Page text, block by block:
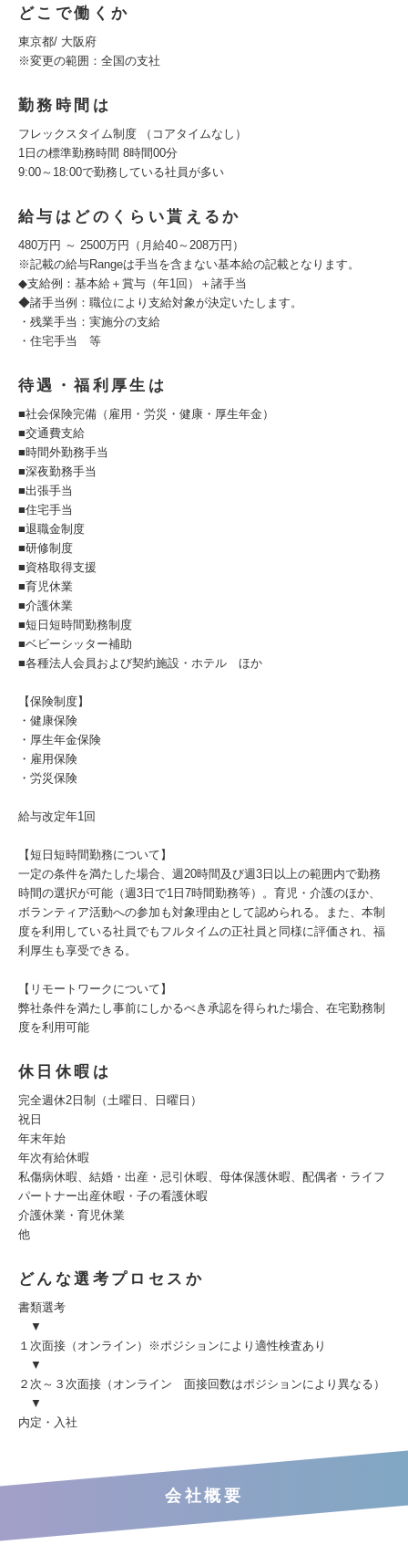
どこで働くか
東京都/ 大阪府
※変更の範囲：全国の支社
勤務時間は
フレックスタイム制度 （コアタイムなし）
1日の標準勤務時間 8時間00分
9:00～18:00で勤務している社員が多い
給与はどのくらい貰えるか
480万円 ～ 2500万円（月給40～208万円）
※記載の給与Rangeは手当を含まない基本給の記載となります。
◆支給例：基本給＋賞与（年1回）＋諸手当
◆諸手当例：職位により支給対象が決定いたします。
・残業手当：実施分の支給
・住宅手当 等
待遇・福利厚生は
■社会保険完備（雇用・労災・健康・厚生年金）
■交通費支給
■時間外勤務手当
■深夜勤務手当
■出張手当
■住宅手当
■退職金制度
■研修制度
■資格取得支援
■育児休業
■介護休業
■短日短時間勤務制度
■ベビーシッター補助
■各種法人会員および契約施設・ホテル ほか
【保険制度】
・健康保険
・厚生年金保険
・雇用保険
・労災保険
給与改定年1回
【短日短時間勤務について】
一定の条件を満たした場合、週20時間及び週3日以上の範囲内で勤務
時間の選択が可能（週3日で1日7時間勤務等）。育児・介護のほか、
ボランティア活動への参加も対象理由として認められる。また、本制
度を利用している社員でもフルタイムの正社員と同様に評価され、福
利厚生も享受できる。
【リモートワークについて】
弊社条件を満たし事前にしかるべき承認を得られた場合、在宅勤務制
度を利用可能
休日休暇は
完全週休2日制（土曜日、日曜日）
祝日
年末年始
年次有給休暇
私傷病休暇、結婚・出産・忌引休暇、母体保護休暇、配偶者・ライフ
パートナー出産休暇・子の看護休暇
介護休業・育児休業
他
どんな選考プロセスか
書類選考
▼
１次面接（オンライン）※ポジションにより適性検査あり
▼
２次～３次面接（オンライン 面接回数はポジションにより異なる）
▼
内定・入社
会社概要